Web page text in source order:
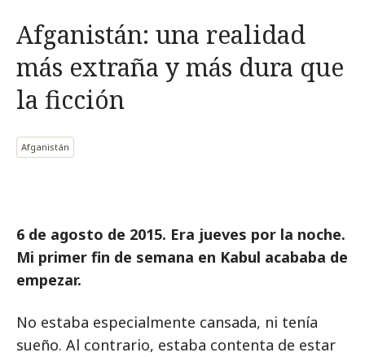
Afganistán: una realidad
más extraña y más dura que
la ficción
Afganistán
6 de agosto de 2015. Era jueves por la noche.
Mi primer fin de semana en Kabul acababa de
empezar.
No estaba especialmente cansada, ni tenía
sueño. Al contrario, estaba contenta de estar